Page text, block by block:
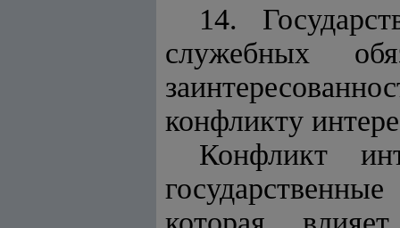
14.
служебных
конфликту
Конфликт